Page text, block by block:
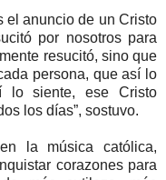
el anuncio de un Cristo
por nosotros para
resucitó, sino que
persona, que así lo
siente, ese Cristo
los días”, sostuvo.
la música católica,
corazones para